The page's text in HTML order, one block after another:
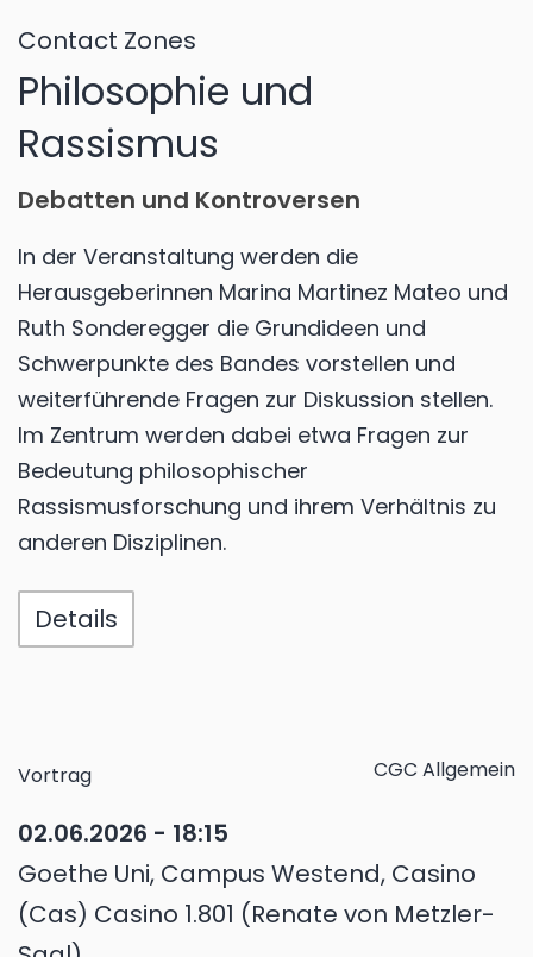
Contact Zones
Philosophie und
Rassismus
Debatten und Kontroversen
In der Veranstaltung werden die
Herausgeberinnen Marina Martinez Mateo und
Ruth Sonderegger die Grundideen und
Schwerpunkte des Bandes vorstellen und
weiterführende Fragen zur Diskussion stellen.
Im Zentrum werden dabei etwa Fragen zur
Bedeutung philosophischer
Rassismusforschung und ihrem Verhältnis zu
anderen Disziplinen.
Details
Vortrag CGC Allgemein
02.06.2026 - 18:15
Goethe Uni, Campus Westend, Casino
(Cas) Casino 1.801 (Renate von Metzler-